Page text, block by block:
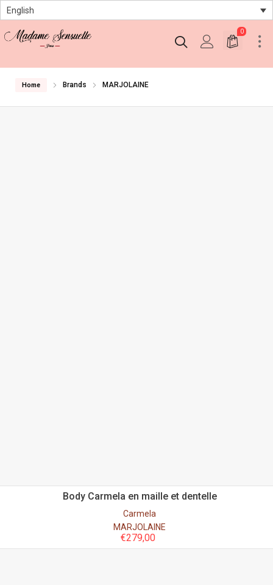
English
0
Home Brands MARJOLAINE
Body Carmela en maille et dentelle
Carmela
MARJOLAINE
€279,00